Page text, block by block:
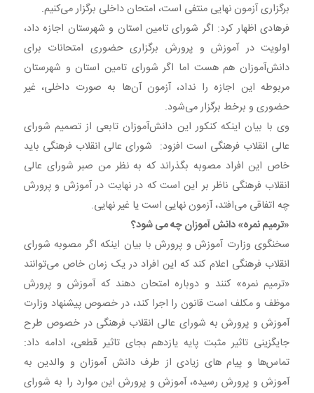
برگزاری آزمون نهایی منتفی است، امتحان داخلی برگزار می‌کنیم.
فرهادی اظهار کرد: اگر شورای تامین استان و شهرستان اجازه داد،
اولویت در آموزش و پرورش برگزاری حضوری امتحانات برای
دانش‌آموزان هم هست اما اگر شورای تامین استان و شهرستان
مربوطه این اجازه را نداد، آزمون آن‌ها به صورت داخلی، غیر
حضوری و برخط برگزار می‌شود.
وی با بیان اینکه کنکور این دانش‌آموزان تابعی از تصمیم شورای
عالی انقلاب فرهنگی است افزود: شورای عالی انقلاب فرهنگی باید
خاص این افراد مصوبه بگذراند که به نظر من صبر شورای عالی
انقلاب فرهنگی ناظر بر این است که در نهایت در آموزش و پرورش
چه اتفاقی می‌افتد، آزمون نهایی است یا غیر نهایی.
«ترمیم نمره» دانش آموزان چه می شود؟
سخنگوی وزارت آموزش و پرورش با بیان اینکه اگر مصوبه شورای
انقلاب فرهنگی اعلام کند که این افراد در یک زمان خاص می‌توانند
«ترمیم نمره» کنند و دوباره امتحان دهند که آموزش و پرورش
موظف و مکلف است قانون را اجرا کند، در خصوص پیشنهاد وزارت
آموزش و پرورش به شورای عالی انقلاب فرهنگی در خصوص طرح
جایگزینی تاثیر مثبت پایه یازدهم بجای تاثیر قطعی، ادامه داد:
تماس‌ها و پیام های زیادی از طرف دانش آموزان و والدین به
آموزش و پرورش رسیده، آموزش و پرورش این موارد را به شورای